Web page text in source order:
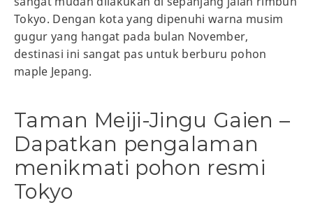
Tokyo. Dengan kota yang dipenuhi warna musim
gugur yang hangat pada bulan November,
destinasi ini sangat pas untuk berburu pohon
maple Jepang.
Taman Meiji-Jingu Gaien –
Dapatkan pengalaman
menikmati pohon resmi
Tokyo